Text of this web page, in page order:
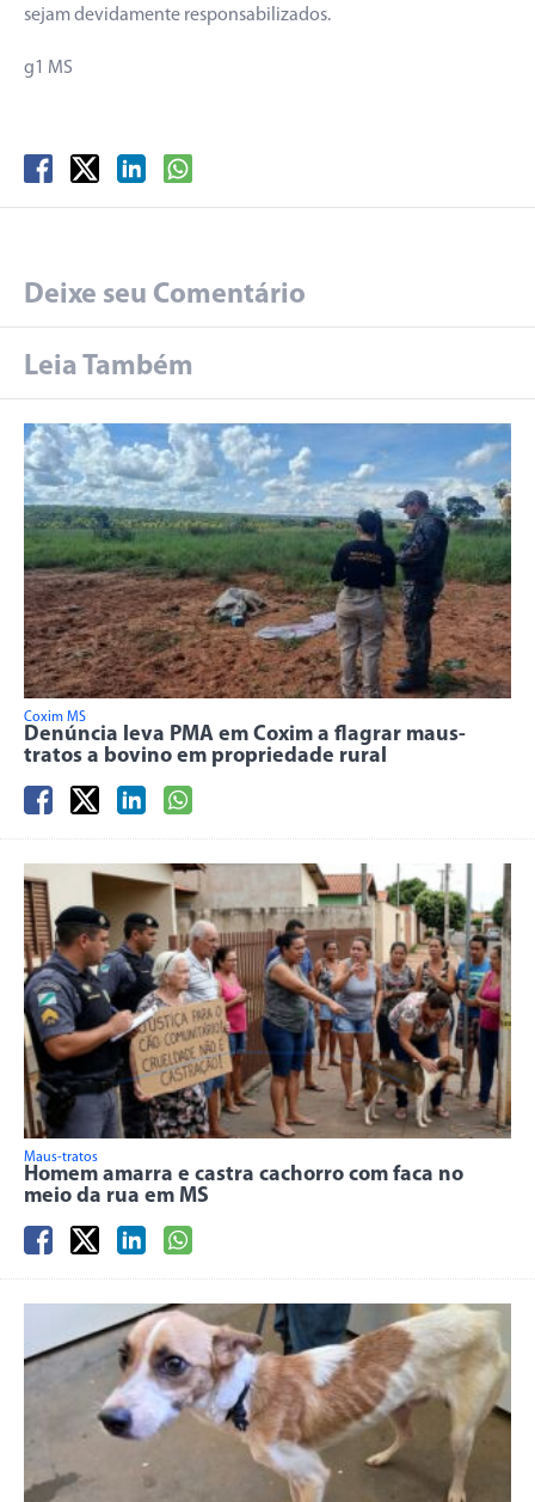
sejam devidamente responsabilizados.
g1 MS
Deixe seu Comentário
Leia Também
Coxim MS
Denúncia leva PMA em Coxim a flagrar maus-
tratos a bovino em propriedade rural
Maus-tratos
Homem amarra e castra cachorro com faca no
meio da rua em MS